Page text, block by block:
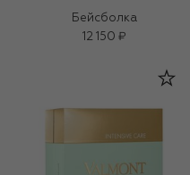
Бейсболка
12 150 ₽